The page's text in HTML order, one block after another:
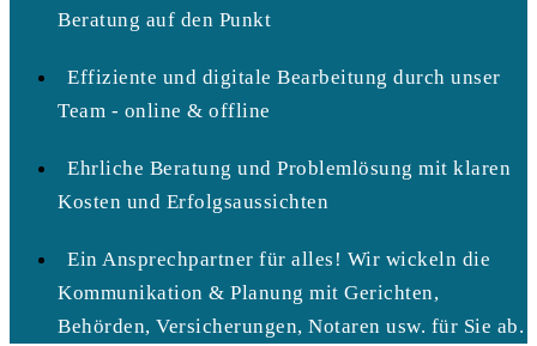
Beratung auf den Punkt
Effiziente und digitale Bearbeitung durch unser
Team - online & offline
Ehrliche Beratung und Problemlösung mit klaren
Kosten und Erfolgsaussichten
Ein Ansprechpartner für alles! Wir wickeln die
Kommunikation & Planung mit Gerichten,
Behörden, Versicherungen, Notaren usw. für Sie ab.